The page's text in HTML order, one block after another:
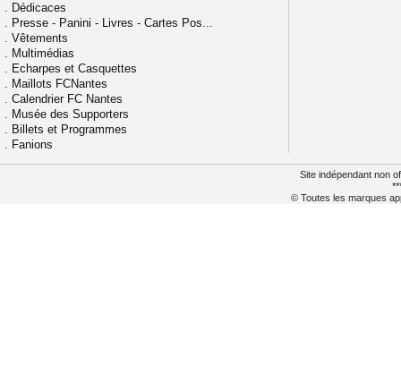
. Dédicaces
. Presse - Panini - Livres - Cartes Pos...
. Vêtements
. Multimédias
. Echarpes et Casquettes
. Maillots FCNantes
. Calendrier FC Nantes
. Musée des Supporters
. Billets et Programmes
. Fanions
Site indépendant non
© Toutes les marques